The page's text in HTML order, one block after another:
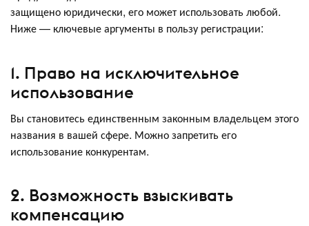
защищено юридически, его может использовать любой.
Ниже — ключевые аргументы в пользу регистрации:
1. Право на исключительное
использование
Вы становитесь единственным законным владельцем этого
названия в вашей сфере. Можно запретить его
использование конкурентам.
2. Возможность взыскивать
компенсацию